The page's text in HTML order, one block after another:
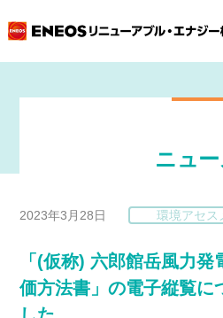
ニュー
2023年3月28日 環境アセス
「(仮称) 六郎館岳風力
価方法書」の電子縦覧